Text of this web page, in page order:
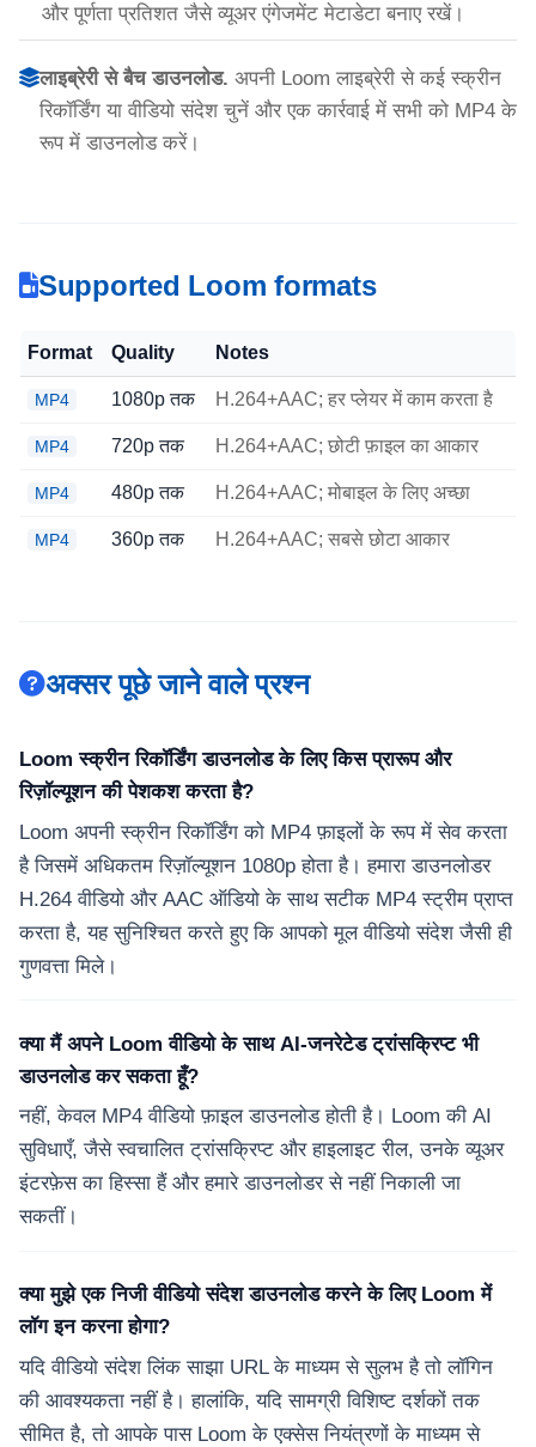
और पूर्णता प्रतिशत जैसे व्यूअर एंगेजमेंट मेटाडेटा बनाए रखें।
लाइब्रेरी से बैच डाउनलोड. अपनी Loom लाइब्रेरी से कई स्क्रीन
रिकॉर्डिंग या वीडियो संदेश चुनें और एक कार्रवाई में सभी को MP4 के
रूप में डाउनलोड करें।
Supported Loom formats
Format Quality Notes
MP4 1080p तक H.264+AAC; हर प्लेयर में काम करता है
MP4 720p तक H.264+AAC; छोटी फ़ाइल का आकार
MP4 480p तक H.264+AAC; मोबाइल के लिए अच्छा
MP4 360p तक H.264+AAC; सबसे छोटा आकार
अक्सर पूछे जाने वाले प्रश्न
Loom स्क्रीन रिकॉर्डिंग डाउनलोड के लिए किस प्रारूप और
रिज़ॉल्यूशन की पेशकश करता है?
Loom अपनी स्क्रीन रिकॉर्डिंग को MP4 फ़ाइलों के रूप में सेव करता
है जिसमें अधिकतम रिज़ॉल्यूशन 1080p होता है। हमारा डाउनलोडर
H.264 वीडियो और AAC ऑडियो के साथ सटीक MP4 स्ट्रीम प्राप्त
करता है, यह सुनिश्चित करते हुए कि आपको मूल वीडियो संदेश जैसी ही
गुणवत्ता मिले।
क्या मैं अपने Loom वीडियो के साथ AI-जनरेटेड ट्रांसक्रिप्ट भी
डाउनलोड कर सकता हूँ?
नहीं, केवल MP4 वीडियो फ़ाइल डाउनलोड होती है। Loom की AI
सुविधाएँ, जैसे स्वचालित ट्रांसक्रिप्ट और हाइलाइट रील, उनके व्यूअर
इंटरफ़ेस का हिस्सा हैं और हमारे डाउनलोडर से नहीं निकाली जा
सकतीं।
क्या मुझे एक निजी वीडियो संदेश डाउनलोड करने के लिए Loom में
लॉग इन करना होगा?
यदि वीडियो संदेश लिंक साझा URL के माध्यम से सुलभ है तो लॉगिन
की आवश्यकता नहीं है। हालांकि, यदि सामग्री विशिष्ट दर्शकों तक
सीमित है, तो आपके पास Loom के एक्सेस नियंत्रणों के माध्यम से